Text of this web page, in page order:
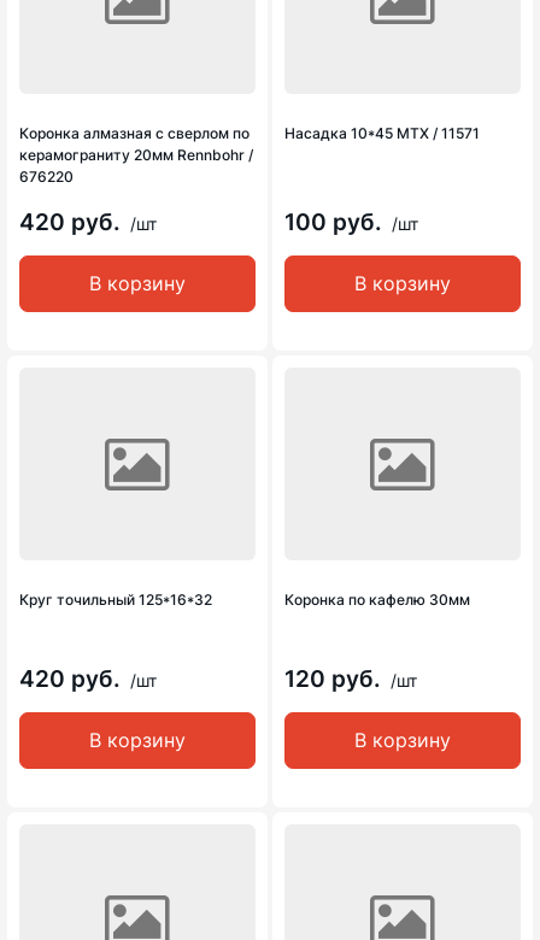
Коронка алмазная с сверлом по
керамограниту 20мм Rennbohr /
676220
420 руб. /шт
В корзину
Насадка 10*45 MTX / 11571
100 руб. /шт
В корзину
Круг точильный 125*16*32
420 руб. /шт
В корзину
Коронка по кафелю 30мм
120 руб. /шт
В корзину